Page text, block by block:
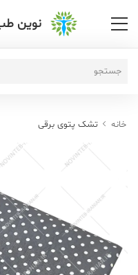
نوین
خانه تشک پتوی برقی